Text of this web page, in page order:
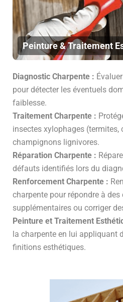
Peinture & Traitement
Diagnostic Charpente :
pour détecter les éventuels
faiblesse.
Traitement Charpente :
insectes xylophages (termites,
champignons lignivores.
Réparation Charpente :
défauts identifiés lors du
Renforcement Charpente :
charpente pour répondre à des
supplémentaires ou corriger
Peinture et Traitement
la charpente en lui appliquant
finitions esthétiques.